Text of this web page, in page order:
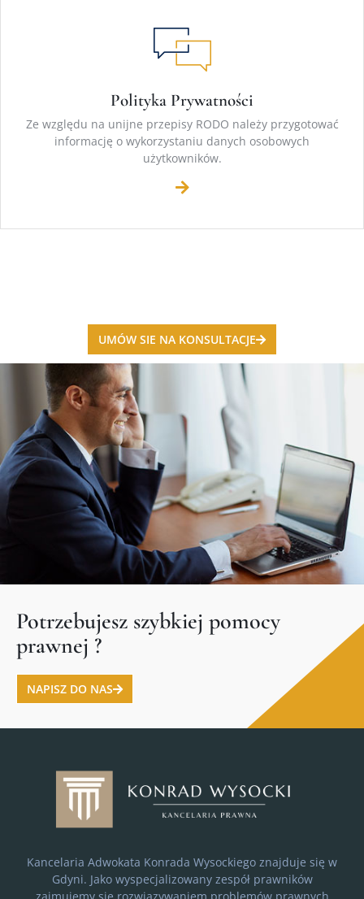
Polityka Prywatności
Ze względu na unijne przepisy RODO należy przygotować
informację o wykorzystaniu danych osobowych
użytkowników.
UMÓW SIE NA KONSULTACJE
Potrzebujesz szybkiej pomocy
prawnej ?
NAPISZ DO NAS
Kancelaria Adwokata Konrada Wysockiego znajduje się w
Gdyni. Jako wyspecjalizowany zespół prawników
zajmujemy się rozwiązywaniem problemów prawnych